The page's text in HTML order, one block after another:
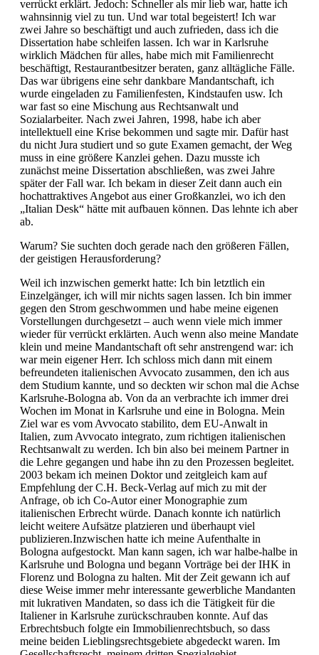
verrückt erklärt. Jedoch: Schneller als mir lieb war, hatte ich
wahnsinnig viel zu tun. Und war total begeistert! Ich war
zwei Jahre so beschäftigt und auch zufrieden, dass ich die
Dissertation habe schleifen lassen. Ich war in Karlsruhe
wirklich Mädchen für alles, habe mich mit Familienrecht
beschäftigt, Restaurantbesitzer beraten, ganz alltägliche Fälle.
Das war übrigens eine sehr dankbare Mandantschaft, ich
wurde eingeladen zu Familienfesten, Kindstaufen usw. Ich
war fast so eine Mischung aus Rechtsanwalt und
Sozialarbeiter. Nach zwei Jahren, 1998, habe ich aber
intellektuell eine Krise bekommen und sagte mir. Dafür hast
du nicht Jura studiert und so gute Examen gemacht, der Weg
muss in eine größere Kanzlei gehen. Dazu musste ich
zunächst meine Dissertation abschließen, was zwei Jahre
später der Fall war. Ich bekam in dieser Zeit dann auch ein
hochattraktives Angebot aus einer Großkanzlei, wo ich den
„Italian Desk“ hätte mit aufbauen können. Das lehnte ich aber
ab.
Warum? Sie suchten doch gerade nach den größeren Fällen,
der geistigen Herausforderung?
Weil ich inzwischen gemerkt hatte: Ich bin letztlich ein
Einzelgänger, ich will mir nichts sagen lassen. Ich bin immer
gegen den Strom geschwommen und habe meine eigenen
Vorstellungen durchgesetzt – auch wenn viele mich immer
wieder für verrückt erklärten. Auch wenn also meine Mandate
klein und meine Mandantschaft oft sehr anstrengend war: ich
war mein eigener Herr. Ich schloss mich dann mit einem
befreundeten italienischen Avvocato zusammen, den ich aus
dem Studium kannte, und so deckten wir schon mal die Achse
Karlsruhe-Bologna ab. Von da an verbrachte ich immer drei
Wochen im Monat in Karlsruhe und eine in Bologna. Mein
Ziel war es vom Avvocato stabilito, dem EU-Anwalt in
Italien, zum Avvocato integrato, zum richtigen italienischen
Rechtsanwalt zu werden. Ich bin also bei meinem Partner in
die Lehre gegangen und habe ihn zu den Prozessen begleitet.
2003 bekam ich meinen Doktor und zeitgleich kam auf
Empfehlung der C.H. Beck-Verlag auf mich zu mit der
Anfrage, ob ich Co-Autor einer Monographie zum
italienischen Erbrecht würde. Danach konnte ich natürlich
leicht weitere Aufsätze platzieren und überhaupt viel
publizieren.Inzwischen hatte ich meine Aufenthalte in
Bologna aufgestockt. Man kann sagen, ich war halbe-halbe in
Karlsruhe und Bologna und begann Vorträge bei der IHK in
Florenz und Bologna zu halten. Mit der Zeit gewann ich auf
diese Weise immer mehr interessante gewerbliche Mandanten
mit lukrativen Mandaten, so dass ich die Tätigkeit für die
Italiener in Karlsruhe zurückschrauben konnte. Auf das
Erbrechtsbuch folgte ein Immobilienrechtsbuch, so dass
meine beiden Lieblingsrechtsgebiete abgedeckt waren. Im